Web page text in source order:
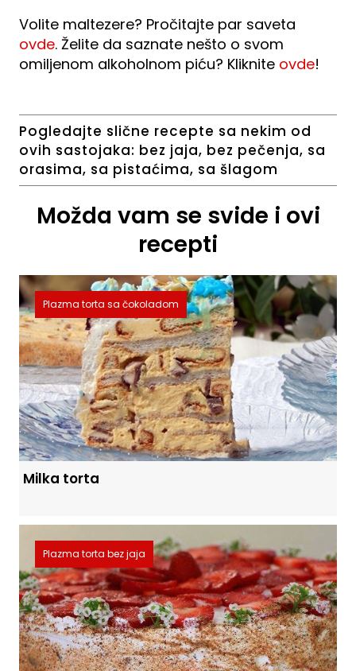
Volite maltezere? Pročitajte par saveta
ovde. Želite da saznate nešto o svom
omiljenom alkoholnom piću? Kliknite ovde!
Pogledajte slične recepte sa nekim od
ovih sastojaka: bez jaja, bez pečenja, sa
orasima, sa pistaćima, sa šlagom
Možda vam se svide i ovi
recepti
Plazma torta sa čokoladom
Milka torta
Plazma torta bez jaja